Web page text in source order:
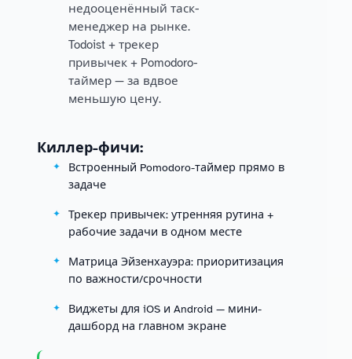
недооценённый таск-
менеджер на рынке.
Todoist + трекер
привычек + Pomodoro-
таймер — за вдвое
меньшую цену.
Киллер-фичи:
Встроенный Pomodoro-таймер прямо в
задаче
Трекер привычек: утренняя рутина +
рабочие задачи в одном месте
Матрица Эйзенхауэра: приоритизация
по важности/срочности
Виджеты для iOS и Android — мини-
дашборд на главном экране